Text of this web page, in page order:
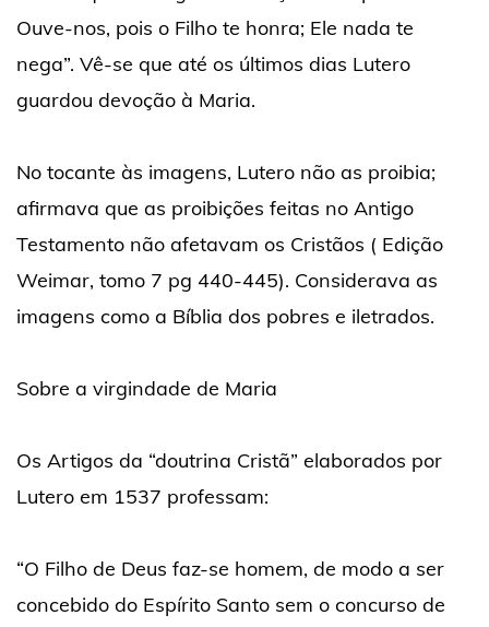
Ouve-nos, pois o Filho te honra; Ele nada te
nega”. Vê-se que até os últimos dias Lutero
guardou devoção à Maria.
No tocante às imagens, Lutero não as proibia;
afirmava que as proibições feitas no Antigo
Testamento não afetavam os Cristãos ( Edição
Weimar, tomo 7 pg 440-445). Considerava as
imagens como a Bíblia dos pobres e iletrados.
Sobre a virgindade de Maria
Os Artigos da “doutrina Cristã” elaborados por
Lutero em 1537 professam:
“O Filho de Deus faz-se homem, de modo a ser
concebido do Espírito Santo sem o concurso de